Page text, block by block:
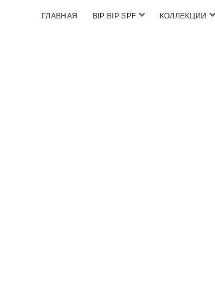
ГЛАВНАЯ BIP BIP SPF КОЛЛЕКЦИИ